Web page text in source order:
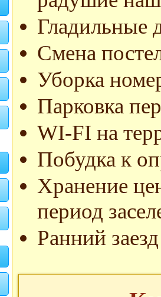
Гладильные
Смена
Уборка
Парковка
WI-FI на
Побудка к
Хранение
период
Ранний